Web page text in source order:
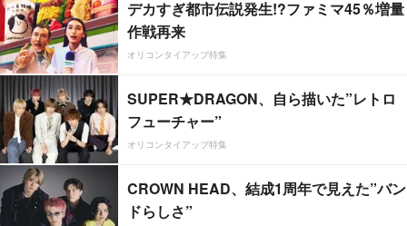
デカすぎ都市伝説発生!?ファミマ45％増量
作戦再来
オリコンタイアップ特集
SUPER★DRAGON、自ら描いた”レトロ
フューチャー”
オリコンタイアップ特集
CROWN HEAD、結成1周年で見えた”バン
ドらしさ”